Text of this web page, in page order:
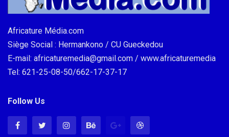
Africature Média.com
Siège Social : Hermankono / CU Gueckedou
E-mail: africaturemedia@gmail.com / www.africaturemedia
Tel: 621-25-08-50/662-17-37-17
Follow Us